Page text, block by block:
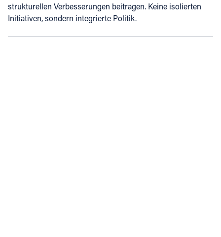
strukturellen Verbesserungen beitragen. Keine isolierten
Initiativen, sondern integrierte Politik.